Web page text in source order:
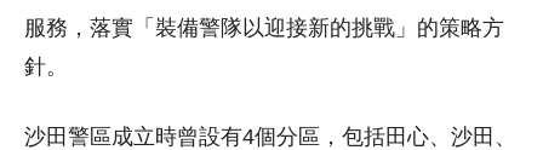
服務，落實「裝備警隊以迎接新的挑戰」的策略方
針。
沙田警區成立時曾設有4個分區，包括田心、沙田、